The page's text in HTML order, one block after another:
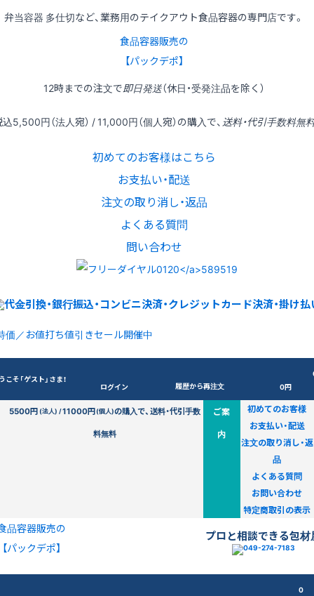
弁当容器 多仕切など、業務用のテイクアウト食品容器の専門店です。
食品容器販売の
【パックデポ】
12時までの注文で即日発送（休日・受発注品を除く）
込5,500円（法人宛） / 11,000円（個人宛）の購入で、 送料・代引手数料無
初めてのお客様はこちら
お支払い・配送
注文の取り消し・返品
よくある質問
問い合わせ
価／お値打ち値引きセール開催中
こそ「ゲスト」さま！
ログイン 履歴から再注文
0円
5500円(法人) /11000円(個人)の購入で、送料・代引手数
料無料
ご案
内
初めてのお客様
お支払い・配送
注文の取り消し・返
品
よくある質問
お問い合わせ
特定商取引の表示
品容器販売の
【パックデポ】
プロと相談できる包材
0